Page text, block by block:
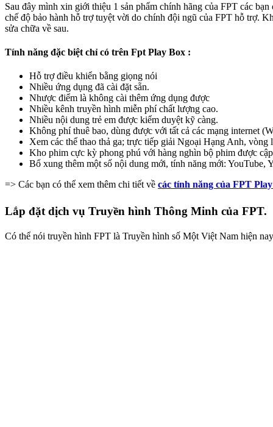
Sau đây mình xin giới thiệu 1 sản phẩm chính hãng của FPT các
chế độ bảo hành hỗ trợ tuyệt vời do chính đội ngũ của FPT hỗ trợ.
sửa chữa về sau.
Tính năng đặc biệt chỉ có trên Fpt Play Box :
Hỗ trợ điều khiển bằng giọng nói
Nhiều ứng dụng đã cài đặt sẵn.
Nhược điểm là không cài thêm ứng dụng được
Nhiều kênh truyền hình miễn phí chất lượng cao.
Nhiều nội dung trẻ em được kiểm duyệt kỹ càng.
Không phí thuê bao, dùng được với tất cả các mạng internet
Xem các thể thao thả ga; trực tiếp giải Ngoại Hạng Anh,
Kho phim cực kỳ phong phú với hàng nghìn bộ phim được
Bổ xung thêm một số nội dung mới, tính năng mới:
=> Các bạn có thể xem thêm chi tiết về các tính năng của FPT
Lắp đặt dịch vụ Truyền hình Thông Minh của FPT.
Có thể nói truyền hình FPT là Truyền hình số Một Việt Nam hiện